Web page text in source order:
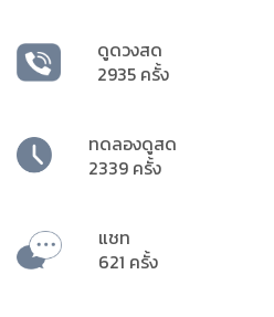
ดูดวงสด
2935 ครั้ง
ทดลองดูสด
2339 ครั้ง
แชท
621 ครั้ง